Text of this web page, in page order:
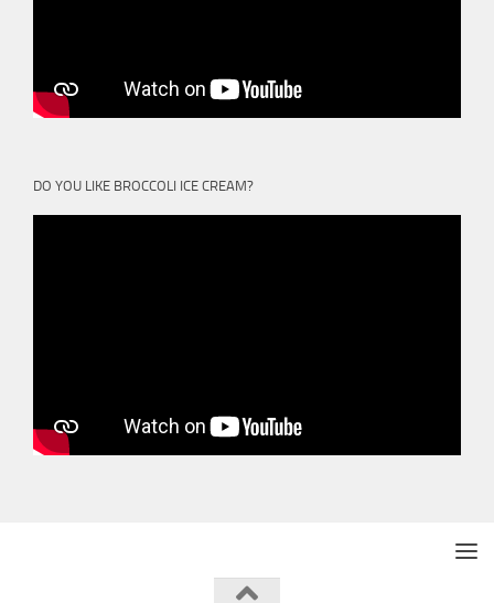
DO YOU LIKE BROCCOLI ICE CREAM?